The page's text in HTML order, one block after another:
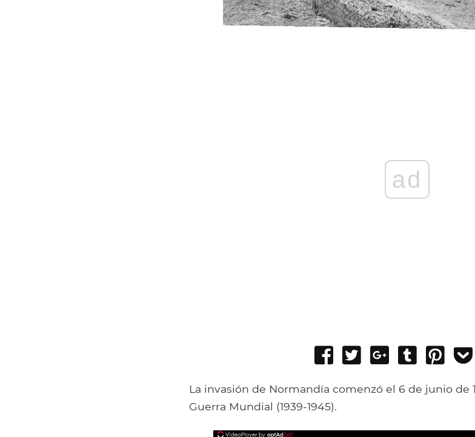
ad
Share
Facebook
Tweet
Share
Google+
Post
Tumblr
Pin
La invasión de Normandía comenzó el 6 de junio de
Guerra Mundial (1939-1945).